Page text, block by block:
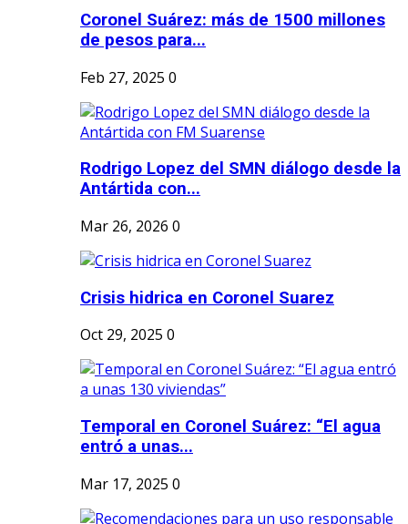
Coronel Suárez: más de 1500 millones
de pesos para...
Feb 27, 2025 0
Rodrigo Lopez del SMN diálogo desde la
Antártida con...
Mar 26, 2026 0
Crisis hidrica en Coronel Suarez
Oct 29, 2025 0
Temporal en Coronel Suárez: “El agua
entró a unas...
Mar 17, 2025 0